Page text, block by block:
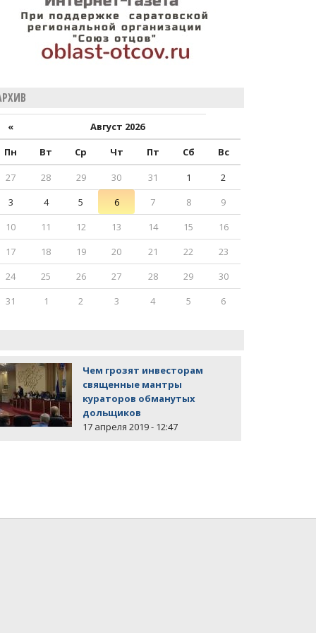
«
Август 2026
Пн
Вт Ср Чт Пт Сб
Вс
27
28 29 30 31 1
2
3
4 5 6 7 8
9
10
11 12 13 14 15
16
17
18 19 20 21 22
23
24
25 26 27 28 29
30
31
1 2 3 4 5 6
Чем грозят инвесторам
священные мантры
кураторов обманутых
дольщиков
17 апреля 2019 - 12:47